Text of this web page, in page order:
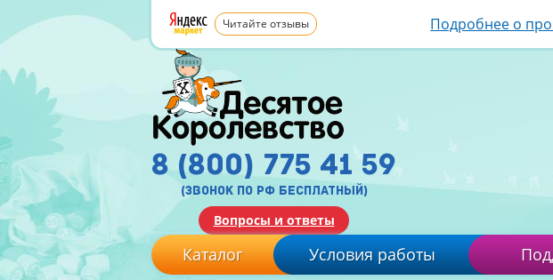
Читайте отзывы Подробнее о
8 (800) 775 41 59
(звонок по рф бесплатный)
Вопросы и ответы
Каталог Условия работы